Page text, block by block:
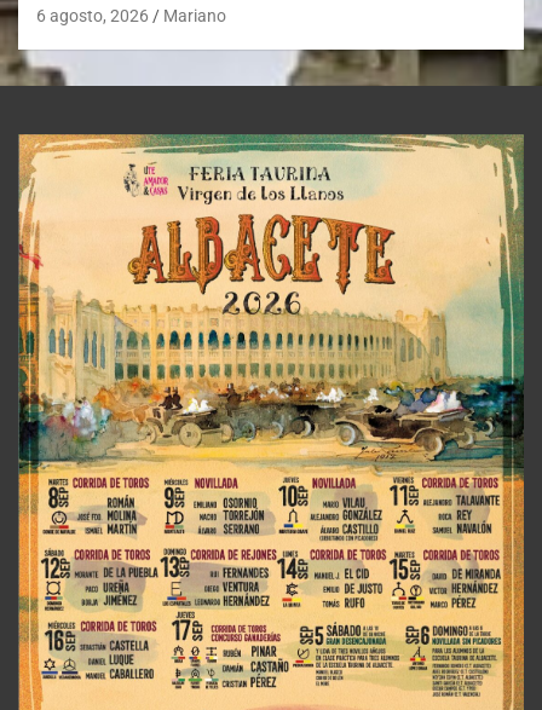
6 agosto, 2026 Mariano